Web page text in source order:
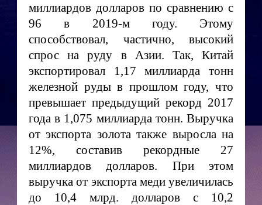
миллиардов долларов по сравнению с
96 в 2019-м году. Этому
способствовал, частично, высокий
спрос на руду в Азии. Так, Китай
экспортировал 1,17 миллиарда тонн
железной руды в прошлом году, что
превышает предыдущий рекорд 2017
года в 1,075 миллиарда тонн. Выручка
от экспорта золота также выросла на
12%, составив рекордные 27
миллиардов долларов. При этом
выручка от экспорта меди увеличилась
до 10,4 млрд. долларов с 10,2